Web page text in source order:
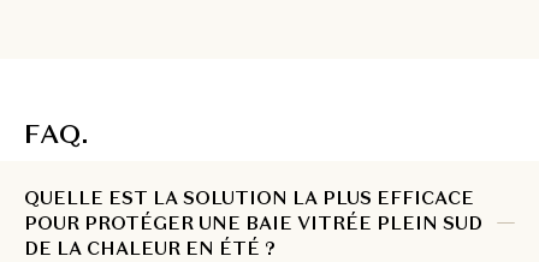
FAQ.
QUELLE EST LA SOLUTION LA PLUS EFFICACE
POUR PROTÉGER UNE BAIE VITRÉE PLEIN SUD
DE LA CHALEUR EN ÉTÉ ?